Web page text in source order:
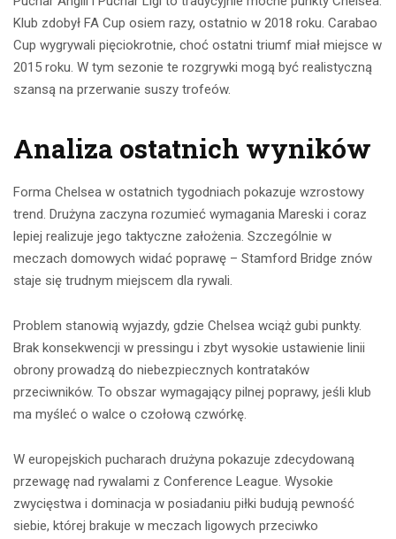
Klub zdobył FA Cup osiem razy, ostatnio w 2018 roku. Carabao
Cup wygrywali pięciokrotnie, choć ostatni triumf miał miejsce w
2015 roku. W tym sezonie te rozgrywki mogą być realistyczną
szansą na przerwanie suszy trofeów.
Analiza ostatnich wyników
Forma Chelsea w ostatnich tygodniach pokazuje wzrostowy
trend. Drużyna zaczyna rozumieć wymagania Mareski i coraz
lepiej realizuje jego taktyczne założenia. Szczególnie w
meczach domowych widać poprawę – Stamford Bridge znów
staje się trudnym miejscem dla rywali.
Problem stanowią wyjazdy, gdzie Chelsea wciąż gubi punkty.
Brak konsekwencji w pressingu i zbyt wysokie ustawienie linii
obrony prowadzą do niebezpiecznych kontrataków
przeciwników. To obszar wymagający pilnej poprawy, jeśli klub
ma myśleć o walce o czołową czwórkę.
W europejskich pucharach drużyna pokazuje zdecydowaną
przewagę nad rywalami z Conference League. Wysokie
zwycięstwa i dominacja w posiadaniu piłki budują pewność
siebie, której brakuje w meczach ligowych przeciwko